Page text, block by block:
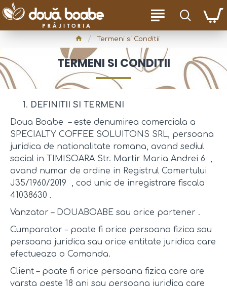
Termeni si Conditii
TERMENI SI CONDITII
DEFINITII SI TERMENI
Doua Boabe – este denumirea comerciala a
SPECIALTY COFFEE SOLUITONS SRL, persoana
juridica de nationalitate romana, avand sediul
social in TIMISOARA Str. Martir Maria Andrei 6 ,
avand numar de ordine in Registrul Comertului
J35/1960/2019 , cod unic de inregistrare fiscala
41038630 .
Vanzator – DOUABOABE sau orice partener .
Cumparator – poate fi orice persoana fizica sau
persoana juridica sau orice entitate juridica care
efectueaza o Comanda.
Client – poate fi orice persoana fizica care are
varsta peste 18 ani sau persoana juridica care